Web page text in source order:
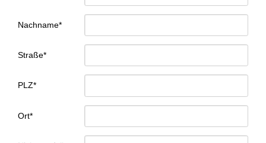
Nachname*
Straße*
PLZ*
Ort*